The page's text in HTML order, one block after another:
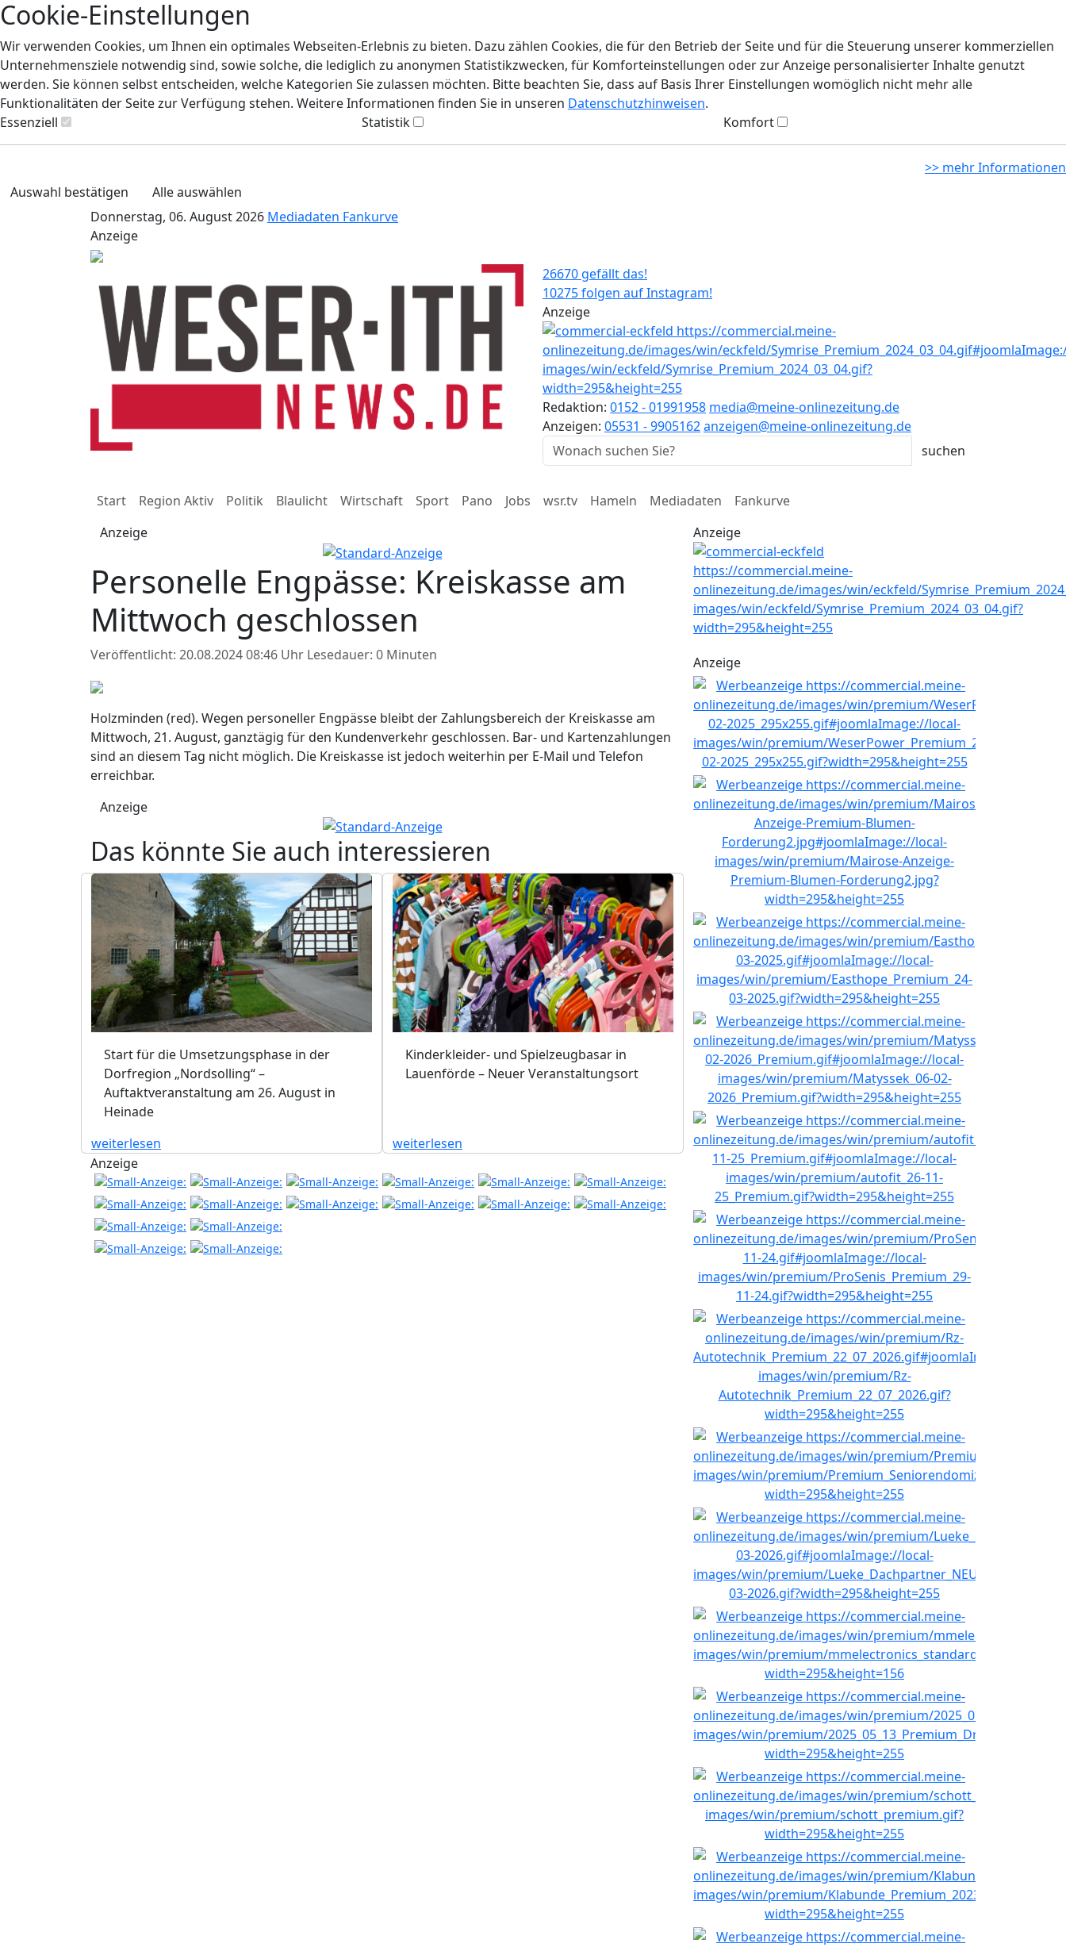
Cookie-Einstellungen
Wir verwenden Cookies, um Ihnen ein optimales Webseiten-Erlebnis zu bieten. Dazu zählen Cookies, die für den Betrieb der Seite und für die Steuerung unserer kommerziellen
Unternehmensziele notwendig sind, sowie solche, die lediglich zu anonymen Statistikzwecken, für Komforteinstellungen oder zur Anzeige personalisierter Inhalte genutzt
werden. Sie können selbst entscheiden, welche Kategorien Sie zulassen möchten. Bitte beachten Sie, dass auf Basis Ihrer Einstellungen womöglich nicht mehr alle
Funktionalitäten der Seite zur Verfügung stehen. Weitere Informationen finden Sie in unseren Datenschutzhinweisen.
Essenziell
Statistik Komfort
>> mehr Informationen
Auswahl bestätigen
Alle auswählen
Donnerstag, 06. August 2026 Mediadaten Fankurve
Anzeige
26670 gefällt das!
10275 folgen auf Instagram!
Anzeige
Redaktion: 0152 - 01991958 media@meine-onlinezeitung.de
Anzeigen: 05531 - 9905162anzeigen@meine-onlinezeitung.de
Start Region Aktiv Politik Blaulicht Wirtschaft Sport Pano Jobs wsr.tv Hameln Mediadaten
Fankurve
Anzeige
Personelle Engpässe: Kreiskasse am
Mittwoch geschlossen
Veröffentlicht: 20.08.2024 08:46 Uhr Lesedauer: 0 Minuten
Holzminden (red). Wegen personeller Engpässe bleibt der Zahlungsbereich der Kreiskasse am
Mittwoch, 21. August, ganztägig für den Kundenverkehr geschlossen. Bar- und Kartenzahlungen
sind an diesem Tag nicht möglich. Die Kreiskasse ist jedoch weiterhin per E-Mail und Telefon
erreichbar.
Anzeige
Das könnte Sie auch interessieren
Start für die Umsetzungsphase in der
Dorfregion „Nordsolling“ –
Auftaktveranstaltung am 26. August in
Heinade
weiterlesen
Kinderkleider- und Spielzeugbasar in
Lauenförde – Neuer Veranstaltungsort
weiterlesen
Anzeige
Anzeige
Anzeige